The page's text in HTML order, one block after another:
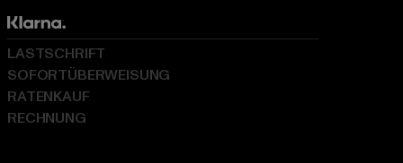
LASTSCHRIFT
SOFORTÜBERWEISUNG
RATENKAUF
RECHNUNG